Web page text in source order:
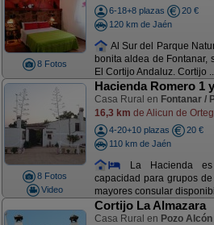
8 Fotos
6-18+8 plazas
20 €
120 km de Jaén
Al Sur del Parque
bonita aldea de Fontanar,
El Cortijo Andaluz. Cortijo
8 Fotos
Video
Hacienda Romero 1
Casa Rural en Fontanar /
16,3 km de Alicun de
4-20+10 plazas
20 €
110 km de Jaén
La Hacienda
capacidad para grupos
mayores consular
Cortijo La Almazara
Casa Rural en Pozo Alcón